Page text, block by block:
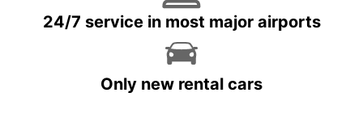
24/7 service in most major airports
Only new rental cars